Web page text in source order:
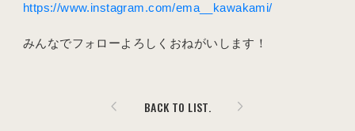
https://www.instagram.com/ema__kawakami/
みんなでフォローよろしくおねがいします！
BACK TO LIST.